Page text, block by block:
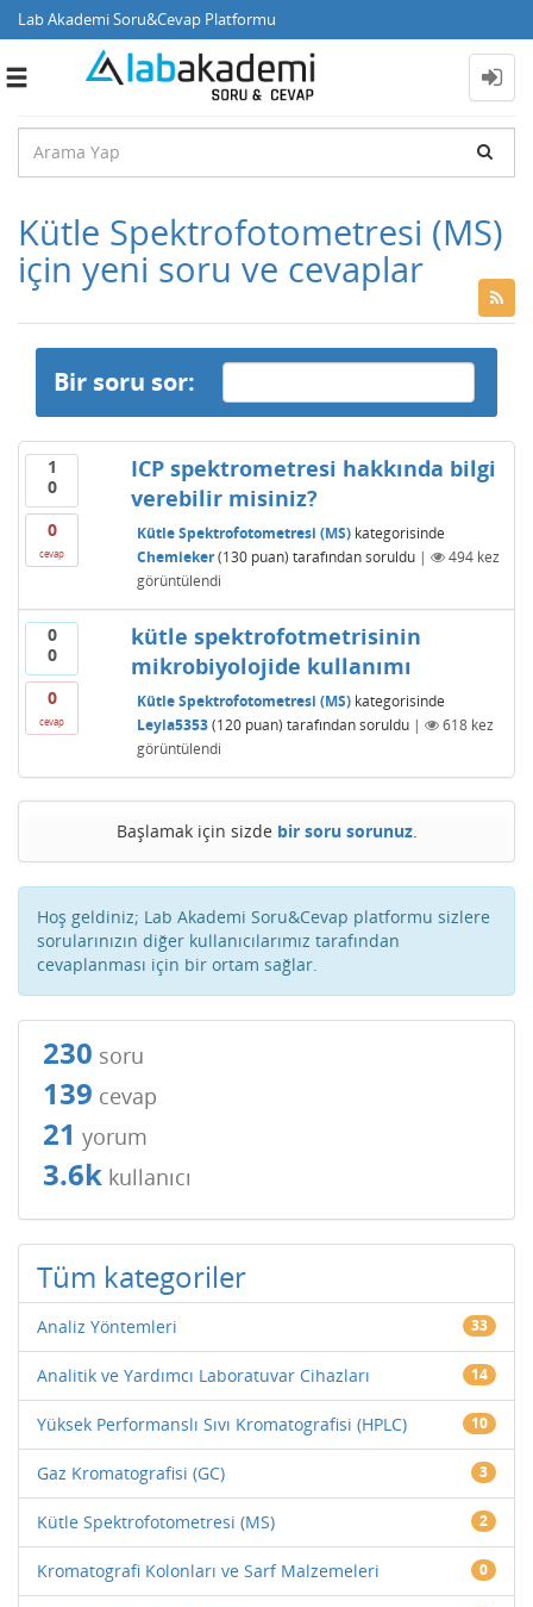
Lab Akademi Soru&Cevap Platformu
Toggle
Kütle Spektrofotometresi (MS)
için yeni soru ve cevaplar
Bir soru sor:
1
0
0
cevap
ICP spektrometresi hakkında bilgi
verebilir misiniz?
Kütle Spektrofotometresi (MS)kategorisinde
Chemieker (130puan) tarafından soruldu | 494kez
görüntülendi
0
0
0
cevap
kütle spektrofotmetrisinin
mikrobiyolojide kullanımı
Kütle Spektrofotometresi (MS)kategorisinde
Leyla5353 (120puan) tarafından soruldu | 618kez
görüntülendi
Başlamak için sizde bir soru sorunuz.
Hoş geldiniz; Lab Akademi Soru&Cevap platformu sizlere
sorularınızın diğer kullanıcılarımız tarafından
cevaplanması için bir ortam sağlar.
230 soru
139 cevap
21 yorum
3.6k kullanıcı
Tüm kategoriler
Analiz Yöntemleri 33
Analitik ve Yardımcı Laboratuvar Cihazları 14
Yüksek Performanslı Sıvı Kromatografisi (HPLC) 10
Gaz Kromatografisi (GC) 3
Kütle Spektrofotometresi (MS) 2
Kromatografi Kolonları ve Sarf Malzemeleri 0